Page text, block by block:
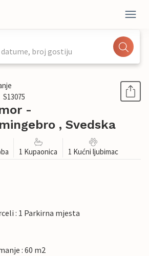
broj gostiju
S13075
-
, Svedska
1 Kupaonica 1 Kućni ljubimac
: 1 Parkirna mjesta
: 60 m2